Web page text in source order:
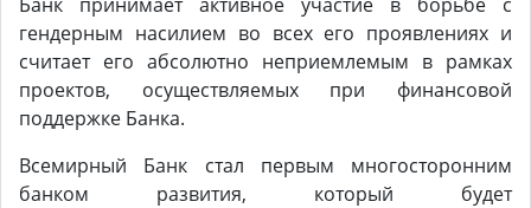
гендерным насилием во всех его проявлениях и
считает его абсолютно неприемлемым в рамках
проектов, осуществляемых при финансовой
поддержке Банка.
Всемирный Банк стал первым многосторонним
банком развития, который будет